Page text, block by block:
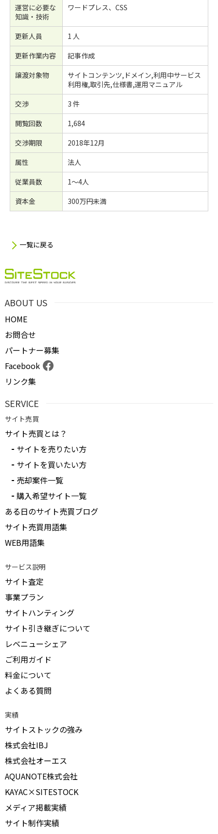
運営に必要な
知識・技術
ワードプレス、CSS
更新人員
1 人
更新作業内容
記事作成
譲渡対象物
サイトコンテンツ,ドメイン,利用中サービス
利用権,取引先,仕様書,運用マニュアル
交渉
3 件
閲覧回数
1,684
交渉期限
2018年12月
属性
法人
従業員数
1～4人
資本金
300万円未満
一覧に戻る
ABOUT US
HOME
お問合せ
パートナー募集
Facebook
リンク集
SERVICE
サイト売買
サイト売買とは？
サイトを売りたい方
サイトを買いたい方
売却案件一覧
購入希望サイト一覧
ある日のサイト売買ブログ
サイト売買用語集
WEB用語集
サービス説明
サイト査定
事業プラン
サイトハンティング
サイト引き継ぎについて
レベニューシェア
ご利用ガイド
料金について
よくある質問
実績
サイトストックの強み
株式会社IBJ
株式会社オーエス
AQUANOTE株式会社
KAYAC×SITESTOCK
メディア掲載実績
サイト制作実績